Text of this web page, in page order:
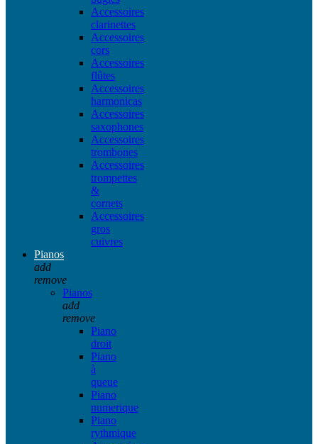
Accessoires
clarinettes
Accessoires
cors
Accessoires
flûtes
Accessoires
harmonicas
Accessoires
saxophones
Accessoires
trombones
Accessoires
trompettes
&
cornets
Accessoires
gros
cuivres
Pianos
add
remove
Pianos
add
remove
Piano
droit
Piano
à
queue
Piano
numerique
Piano
rythmique